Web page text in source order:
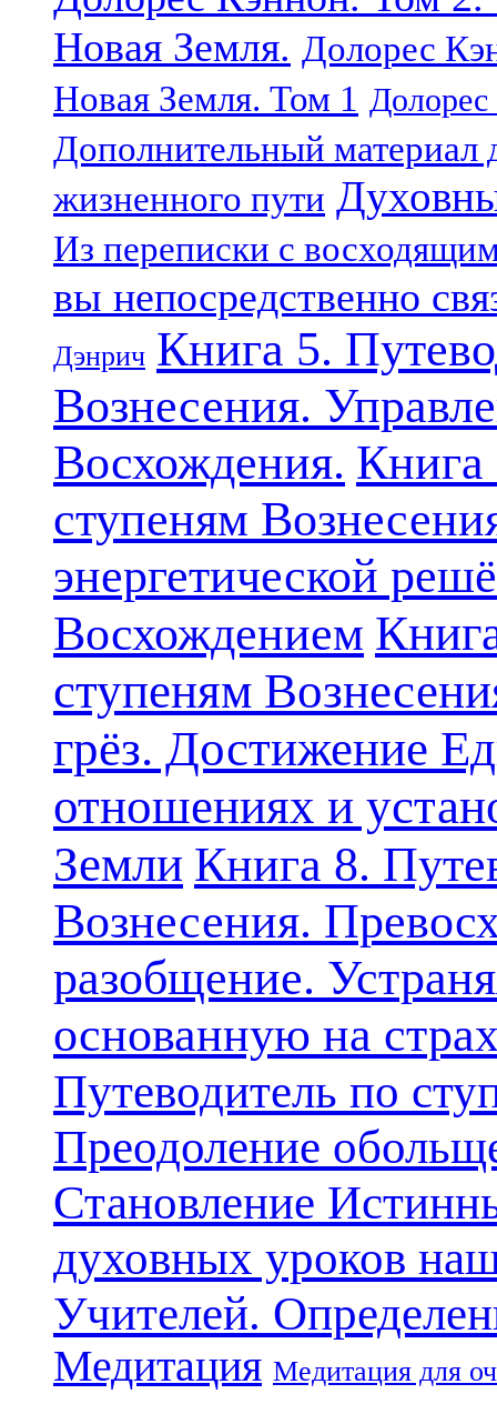
Новая Земля. Долорес
Новая Земля. Том 1
Дополнительный материал
жизненного пути
Из переписки с
вы непосредственно
Дэнрич Книга 5.
Вознесения.
Восхождения. Книга
ступеням
энергетической
Восхождением
ступеням
грёз. Достижение
отношениях и
Земли Книга 8.
Вознесения.
разобщение.
основанную на
Путеводитель по
Преодоление
Становление
духовных уроков
Учителей.
Медитация Медитация для